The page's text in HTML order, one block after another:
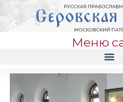
Меню